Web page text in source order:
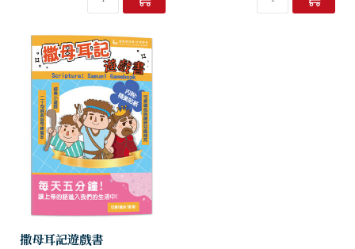
撒母耳記遊戲書